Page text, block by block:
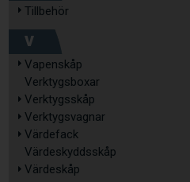
Tillbehör
V
Vapenskåp
Verktygsboxar
Verktygsskåp
Verktygsvagnar
Värdefack
Värdeskyddsskåp
Värdeskåp